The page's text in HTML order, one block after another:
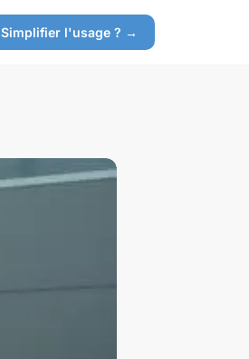
Simplifier l'usage ? →